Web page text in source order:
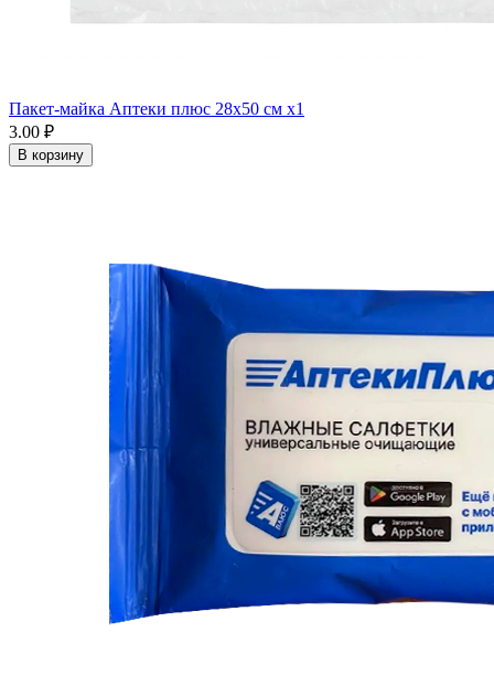
Пакет-майка Аптеки плюс 28х50 см x1
3.00 ₽
В корзину